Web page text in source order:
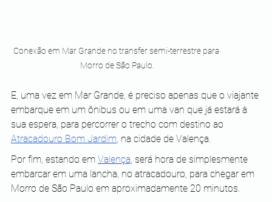
Conexão em Mar Grande no transfer semi-terrestre para
Morro de São Paulo.
E, uma vez em Mar Grande, é preciso apenas que o viajante
embarque em um ônibus ou em uma van que já estará à
sua espera, para percorrer o trecho com destino ao
Atracadouro Bom Jardim, na cidade de Valença.
Por fim, estando em Valença, será hora de simplesmente
embarcar em uma lancha, no atracadouro, para chegar em
Morro de São Paulo em aproximadamente 20 minutos.